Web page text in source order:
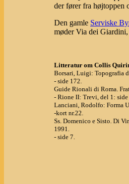
der fører fra højtoppen
Den gamle Serviske
møder Via dei
Litteratur om Collis
Borsari, Luigi: Topografia
- side 172.
Guide Rionali di Roma.
- Rione II: Trevi, del 1: side
Lanciani, Rodolfo: Forma
-kort nr.22.
Ss. Domenico e Sisto. Di
1991.
- side 7.